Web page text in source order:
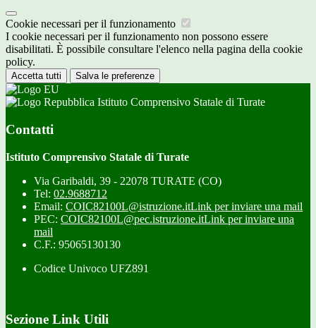
Cookie necessari per il funzionamento
I cookie necessari per il funzionamento non possono essere
disabilitati. È possibile consultare l'elenco nella pagina della cookie
policy.
Accetta tutti Salva le preferenze
Istituto Comprensivo Statale di Turate
Contatti
Istituto Comprensivo Statale di Turate
Via Garibaldi, 39 - 22078 TURATE (CO)
Tel: 02.9688712
Email: COIC82100L@istruzione.itLink per inviare una mail
PEC: COIC82100L@pec.istruzione.itLink per inviare una
mail
C.F.: 95065130130
Codice Univoco UFZ891
Sezione Link Utili